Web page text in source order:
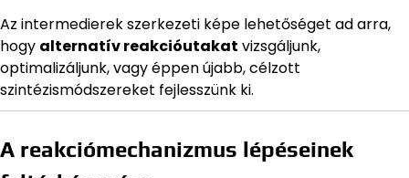
Az intermedierek szerkezeti képe lehetőséget ad arra,
hogy alternatív reakcióutakat vizsgáljunk,
optimalizáljunk, vagy éppen újabb, célzott
szintézismódszereket fejlesszünk ki.
A reakciómechanizmus lépéseinek